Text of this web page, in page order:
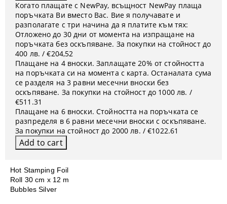
Hot Stamping Foil
Roll 30 cm x 12 m
Bubbles Silver
Когато плащате с NewPay, всъщност NewPay плаща
поръчката Ви вместо Вас. Вие я получавате и
разполагате с три начина да я платите към тях:
Отложено до 30 дни от момента на изпращане на
поръчката без оскъпяване. За покупки на стойност до
400 лв. / €204,52
Плащане на 4 вноски. Заплащате 20% от стойността
на поръчката си на момента с карта. Останалата сума
се разделя на 3 равни месечни вноски без
оскъпяване. За покупки на стойност до 1000 лв. /
€511.31
Плащане на 6 вноски. Стойността на поръчката се
разпределя в 6 равни месечни вноски с оскъпяване.
За покупки на стойност до 2000 лв. / €1022.61